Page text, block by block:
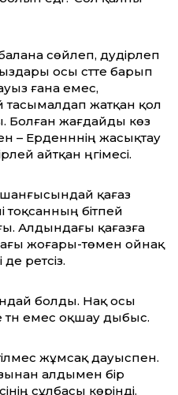
сөйлеп, дәудірлеп
осы сәтте барып
ғана емес,
жатқан қол
жағдайды көз
– Ерденннің жасықтау
айтқан әңгімесі.
қағаз
тоқсанның бітпей
Алдындағы қағазға
жоғары-төмен ойнақ
ретсіз.
болды. Нақ осы
тән емес оқшау дыбыс.
жұмсақ дауыспен.
алдымен бір
сұлбасы көрінді.